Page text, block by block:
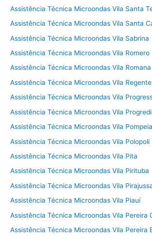
Assistência Técnica Microondas Vila Santa
Assistência Técnica Microondas Vila Santa
Assistência Técnica Microondas Vila Sabrina
Assistência Técnica Microondas Vila Romero
Assistência Técnica Microondas Vila Romana
Assistência Técnica Microondas Vila
Assistência Técnica Microondas Vila
Assistência Técnica Microondas Vila
Assistência Técnica Microondas Vila Pompeia
Assistência Técnica Microondas Vila Polopoli
Assistência Técnica Microondas Vila Pita
Assistência Técnica Microondas Vila Pirituba
Assistência Técnica Microondas Vila
Assistência Técnica Microondas Vila Piauí
Assistência Técnica Microondas Vila Pereira
Assistência Técnica Microondas Vila Pereira